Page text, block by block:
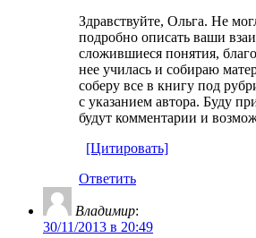
Здравствуйте, Ольга. Не
подробно описать ваши
сложившиеся понятия,
нее училась и собираю
соберу все в книгу под
с указанием автора. Буду
будут комментарии и
[Цитировать]
Ответить
Владимир:
30/11/2013 в 20:49